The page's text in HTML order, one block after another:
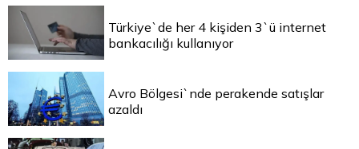
Türkiye`de her 4 kişiden 3`ü internet
bankacılığı kullanıyor
Avro Bölgesi`nde perakende satışlar
azaldı